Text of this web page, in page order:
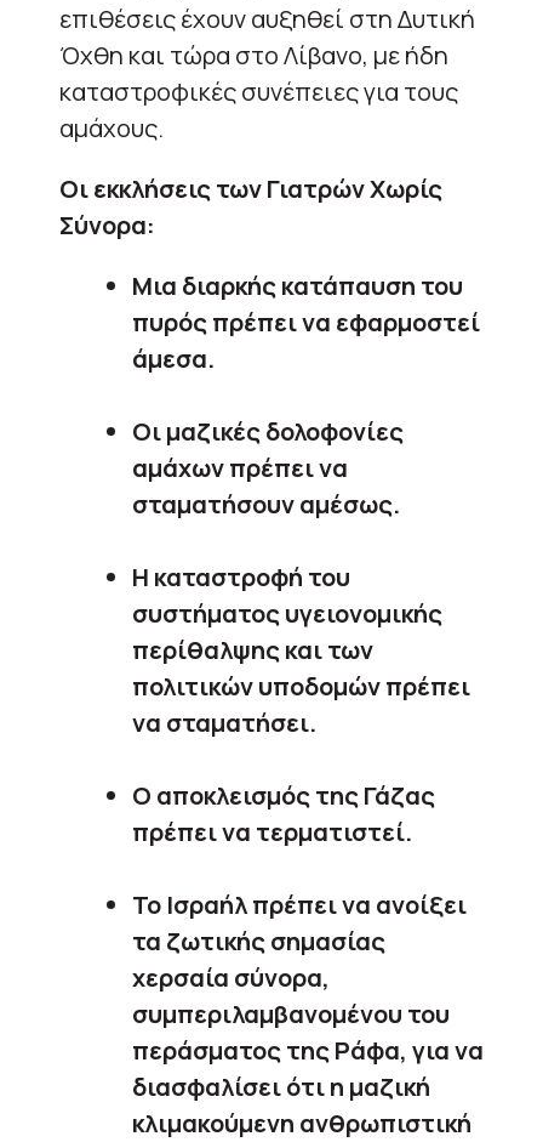
επιθέσεις έχουν αυξηθεί στη Δυτική
Όχθη και τώρα στο Λίβανο, με ήδη
καταστροφικές συνέπειες για τους
αμάχους.
Οι εκκλήσεις των Γιατρών Χωρίς
Σύνορα:
Μια διαρκής κατάπαυση του
πυρός πρέπει να εφαρμοστεί
άμεσα.
Οι μαζικές δολοφονίες
αμάχων πρέπει να
σταματήσουν αμέσως.
Η καταστροφή του
συστήματος υγειονομικής
περίθαλψης και των
πολιτικών υποδομών πρέπει
να σταματήσει.
Ο αποκλεισμός της Γάζας
πρέπει να τερματιστεί.
Το Ισραήλ πρέπει να ανοίξει
τα ζωτικής σημασίας
χερσαία σύνορα,
συμπεριλαμβανομένου του
περάσματος της Ράφα, για να
διασφαλίσει ότι η μαζική
κλιμακούμενη ανθρωπιστική